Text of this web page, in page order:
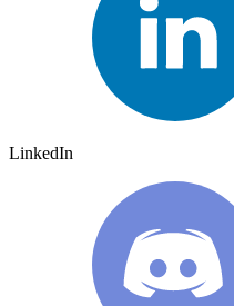
LinkedIn